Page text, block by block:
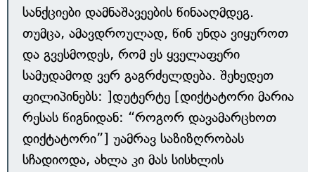
სანქციები დამნაშავეების წინააღმდეგ.
თუმცა, ამავდროულად, წინ უნდა ვიყუროთ
და გვესმოდეს, რომ ეს ყველაფერი
სამუდამოდ ვერ გაგრძელდება. შეხედეთ
ფილიპინებს: ]დუტერტე [დიქტატორი მარია
რესას წიგნიდან: “როგორ დავამარცხოთ
დიქტატორი”] უამრავ საზიზღრობას
სჩადიოდა, ახლა კი მას სისხლის